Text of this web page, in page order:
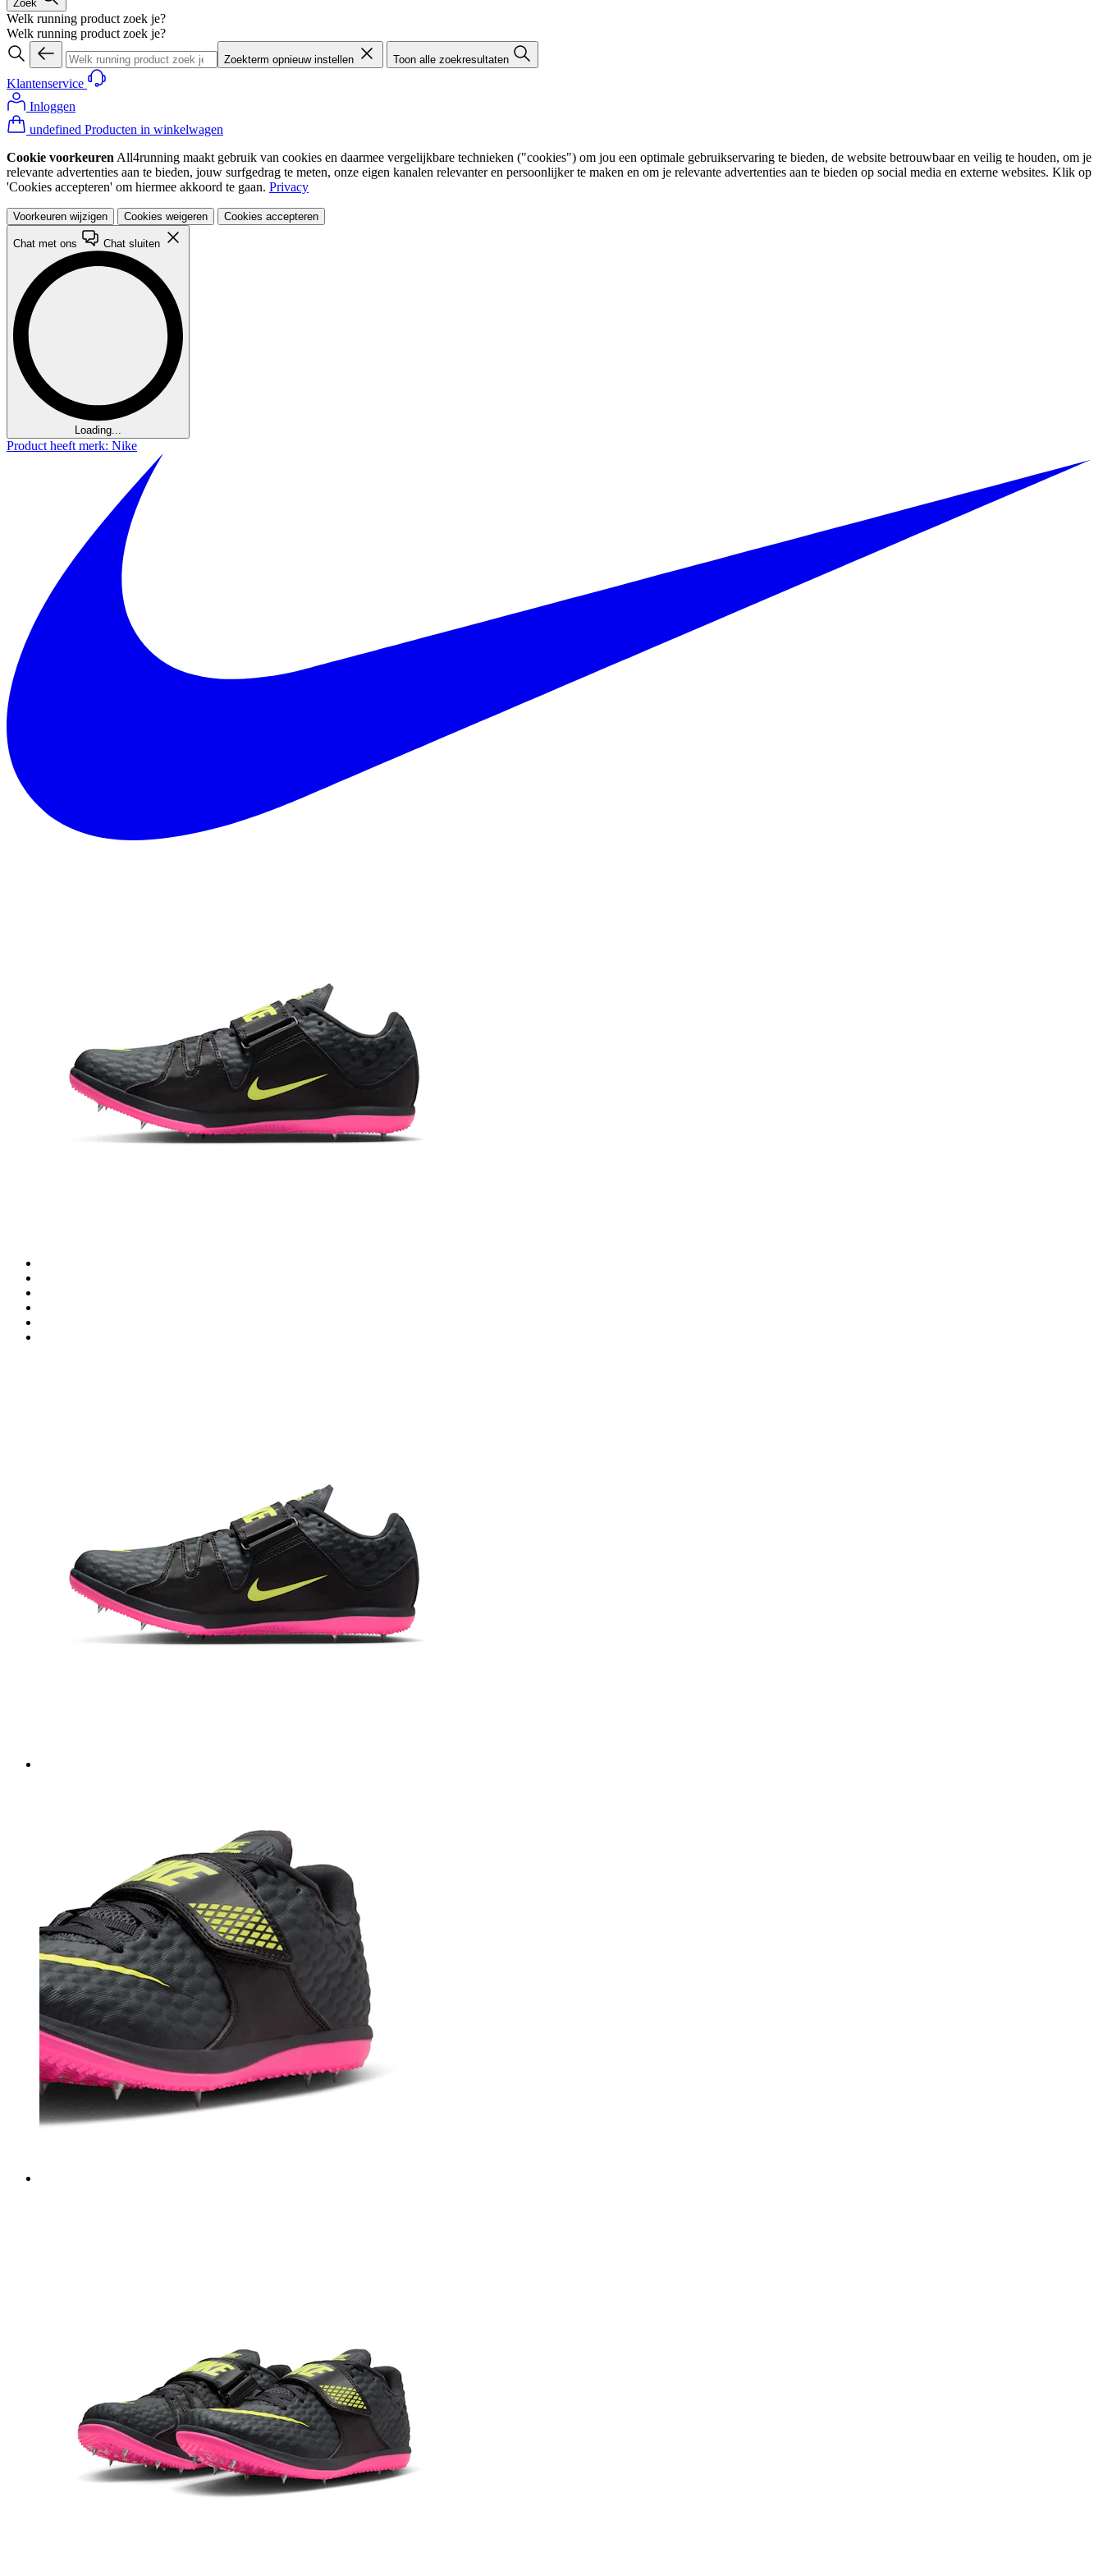
Zoek
Welk running product zoek je?
Welk running product zoek je?
Zoekterm opnieuw instellen Toon alle zoekresultaten
Klantenservice
Inloggen
undefined Producten in winkelwagen
Cookie voorkeuren All4running maakt gebruik van cookies en daarmee vergelijkbare technieken ("cookies") om jou een optimale gebruikservaring te bieden, de website betrouwbaar en veilig te houden, om je
relevante advertenties aan te bieden, jouw surfgedrag te meten, onze eigen kanalen relevanter en persoonlijker te maken en om je relevante advertenties aan te bieden op social media en externe websites. Klik op
'Cookies accepteren' om hiermee akkoord te gaan. Privacy
Voorkeuren wijzigen Cookies weigeren Cookies accepteren
Chat met ons Chat sluiten
Loading...
Product heeft merk: Nike